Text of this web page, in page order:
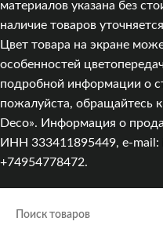
материалов указана без
наличие товаров
Цвет товара на экране
особенностей
подробной информации о
пожалуйста, обращайтесь
Deco». Информация о
ИНН 333411895449, e-mail:
+74954778472.
Мы используем cookies